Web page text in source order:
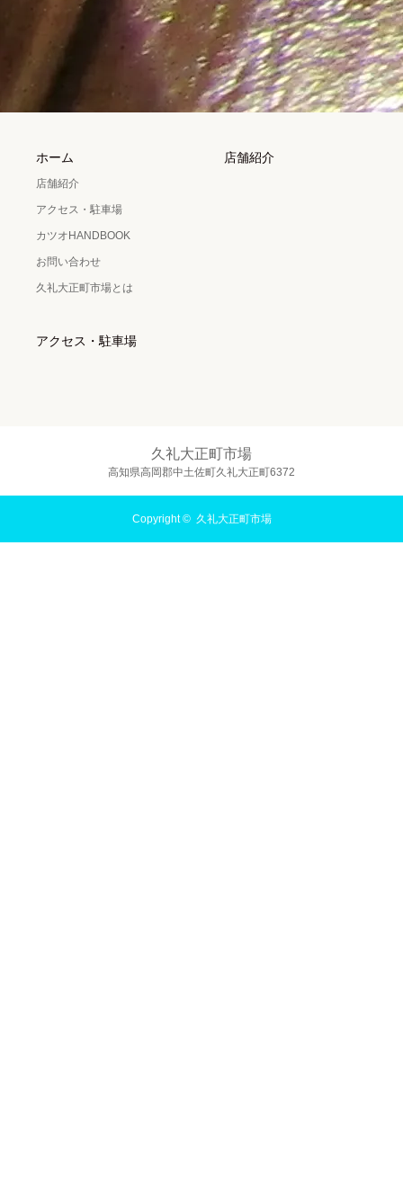
ホーム
店舗紹介
アクセス・駐車場
カツオHANDBOOK
お問い合わせ
久礼大正町市場とは
店舗紹介
アクセス・駐車場
久礼大正町市場
高知県高岡郡中土佐町久礼大正町6372
Copyright © 久礼大正町市場